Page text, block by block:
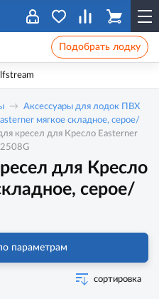
Подобрать лодку
Аксессуары для лодок ПВХ
мягкое складное, серое/
кресел для Кресло Easterner
для Кресло
серое/
параметрам
сортировка